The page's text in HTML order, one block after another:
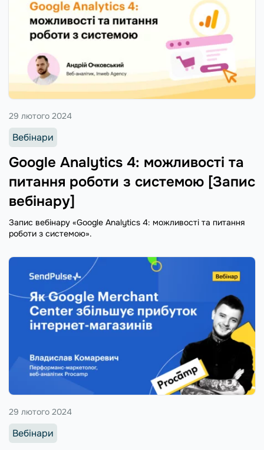
Google Analytics 4: можливості та
питання роботи з системою [Запис
вебінару]
29 лютого 2024
Вебінари
Запис вебінару «Google Analytics 4: можливості та питання
роботи з системою».
29 лютого 2024
Вебінари